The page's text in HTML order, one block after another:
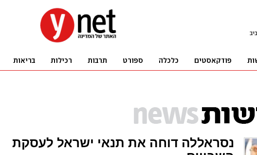
נסראללה דוחה את תנאי ישראל לעסקת